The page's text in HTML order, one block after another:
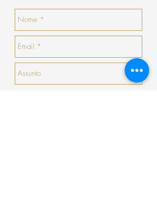
numerário.
haja nenhuma peça que goste, a COSY
emitirá um talão no valor da sua devolução
serão prorrogados).